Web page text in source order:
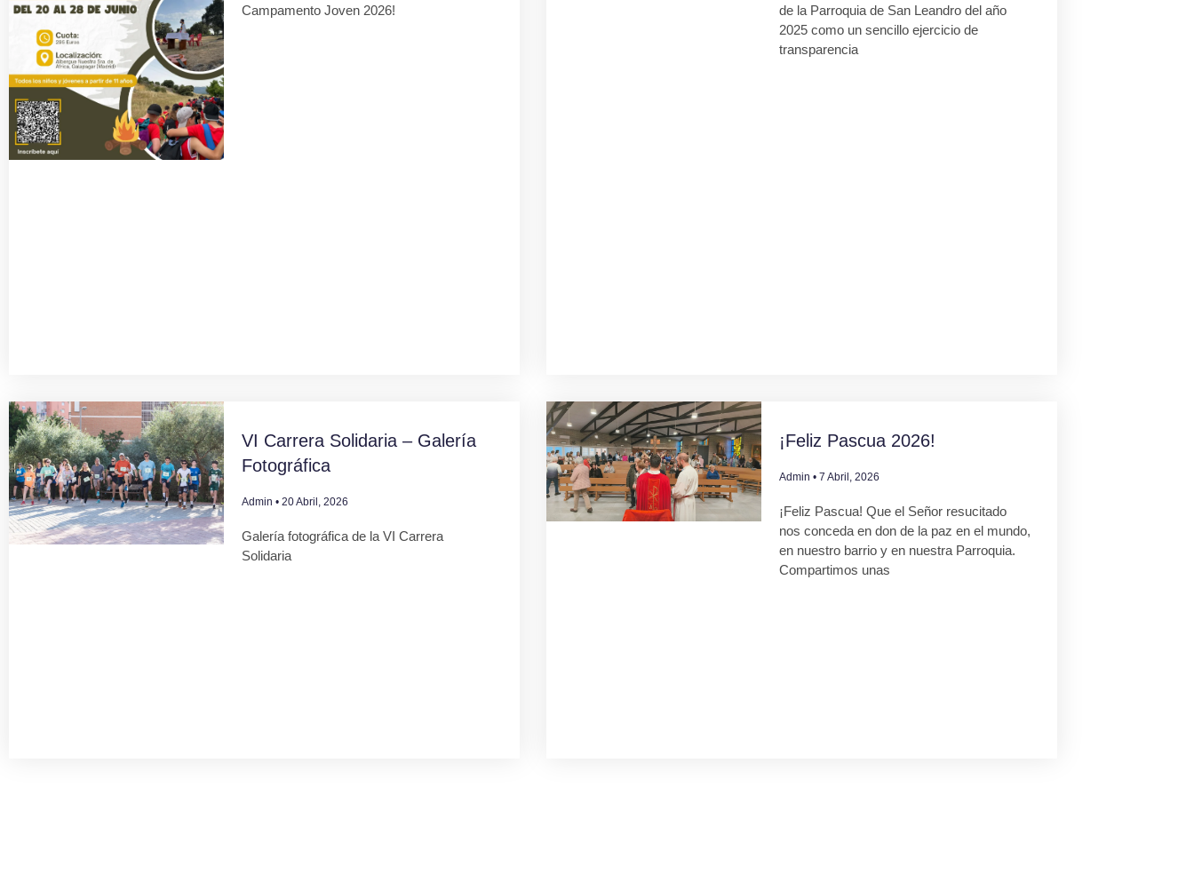
Campamento Joven 2026!
de la Parroquia de San Leandro del año
2025 como un sencillo ejercicio de
transparencia
VI Carrera Solidaria – Galería
Fotográfica
Admin 20 Abril, 2026
Galería fotográfica de la VI Carrera
Solidaria
¡Feliz Pascua 2026!
Admin 7 Abril, 2026
¡Feliz Pascua! Que el Señor resucitado
nos conceda en don de la paz en el mundo,
en nuestro barrio y en nuestra Parroquia.
Compartimos unas